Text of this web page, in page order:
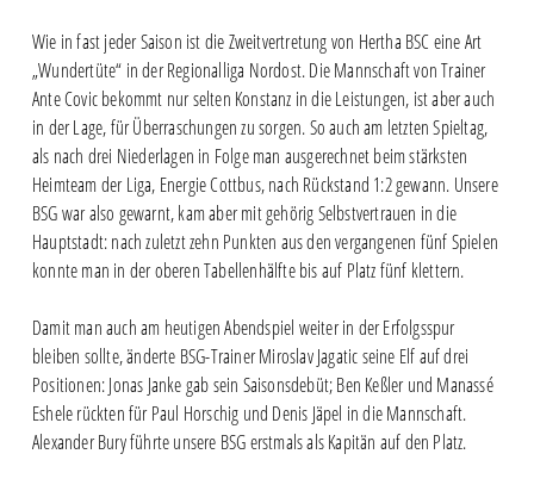
Wie in fast jeder Saison ist die Zweitvertretung von Hertha BSC eine Art
„Wundertüte“ in der Regionalliga Nordost. Die Mannschaft von Trainer
Ante Covic bekommt nur selten Konstanz in die Leistungen, ist aber auch
in der Lage, für Überraschungen zu sorgen. So auch am letzten Spieltag,
als nach drei Niederlagen in Folge man ausgerechnet beim stärksten
Heimteam der Liga, Energie Cottbus, nach Rückstand 1:2 gewann. Unsere
BSG war also gewarnt, kam aber mit gehörig Selbstvertrauen in die
Hauptstadt: nach zuletzt zehn Punkten aus den vergangenen fünf Spielen
konnte man in der oberen Tabellenhälfte bis auf Platz fünf klettern.
Damit man auch am heutigen Abendspiel weiter in der Erfolgsspur
bleiben sollte, änderte BSG-Trainer Miroslav Jagatic seine Elf auf drei
Positionen: Jonas Janke gab sein Saisonsdebüt; Ben Keßler und Manassé
Eshele rückten für Paul Horschig und Denis Jäpel in die Mannschaft.
Alexander Bury führte unsere BSG erstmals als Kapitän auf den Platz.